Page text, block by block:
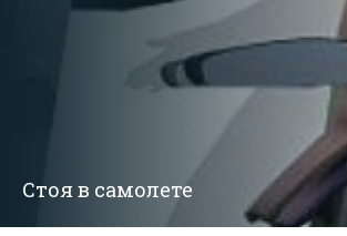
Стоя в самолете